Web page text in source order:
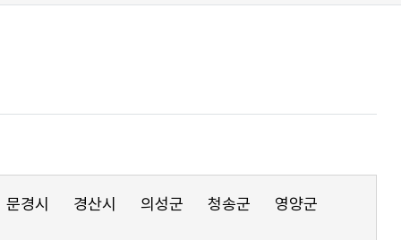
문경시 경산시 의성군 청송군
영양군